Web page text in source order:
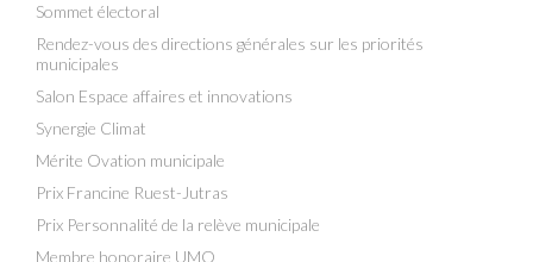
Sommet électoral
Rendez-vous des directions générales sur les priorités
municipales
Salon Espace affaires et innovations
Synergie Climat
Mérite Ovation municipale
Prix Francine Ruest-Jutras
Prix Personnalité de la relève municipale
Membre honoraire UMQ